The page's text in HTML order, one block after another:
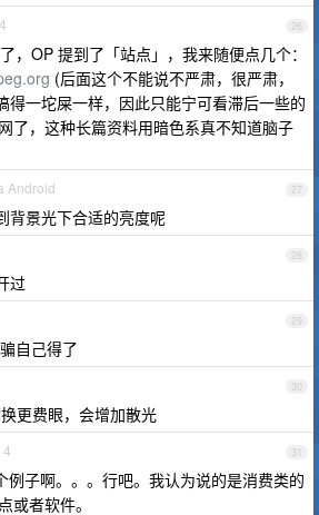
26
，OP 提到了「站点」，我来随便点几个：
(后面这个不能说不严肃，很严肃，
得一坨屎一样，因此只能宁可看滞后一些的
了，这种长篇资料用暗色系真不知道脑子
27
Android
背景光下合适的亮度呢
28
过
29
自己得了
30
更费眼，会增加散光
31
例子啊。。。行吧。我认为说的是消费类的
或者软件。